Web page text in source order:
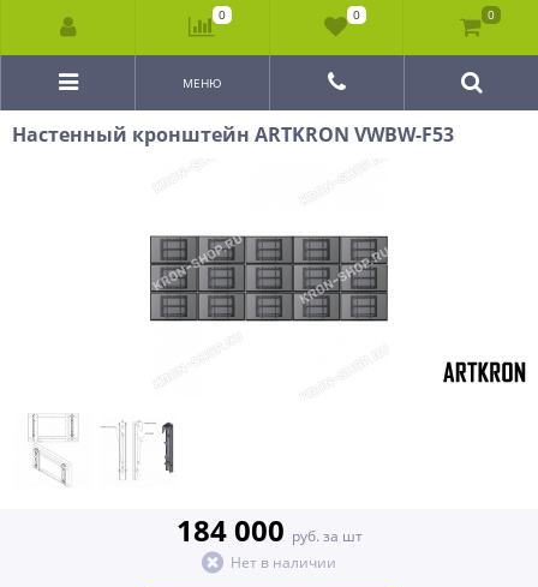
МЕНЮ
Настенный кронштейн ARTKRON VWBW-F53
184 000 руб. за шт
Нет в наличии
0 0 0